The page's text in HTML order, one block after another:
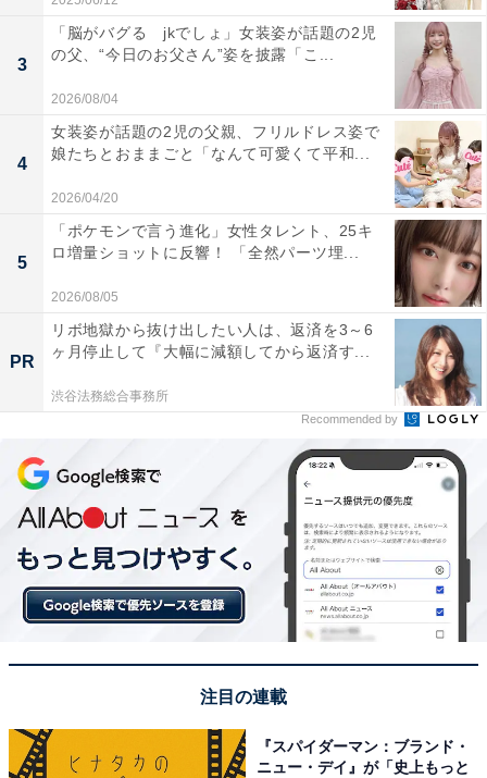
3
「脳がバグる jkでしょ」女装姿が話題の2児
の父、“今日のお父さん”姿を披露「こ...
2026/08/04
4
女装姿が話題の2児の父親、フリルドレス姿で
娘たちとおままごと「なんて可愛くて平和...
2026/04/20
5
「ポケモンで言う進化」女性タレント、25キ
ロ増量ショットに反響！ 「全然パーツ埋...
2026/08/05
PR
リボ地獄から抜け出したい人は、返済を3～6
ヶ月停止して『大幅に減額してから返済す...
渋谷法務総合事務所
Recommended by
注目の連載
『スパイダーマン：ブランド・
ニュー・デイ』が「史上もっと